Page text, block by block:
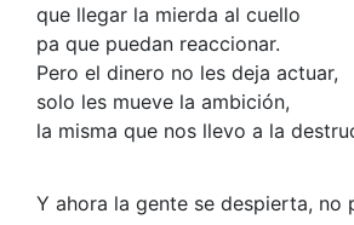
que llegar la mierda al cuello
pa que puedan reaccionar.
Pero el dinero no les deja actuar,
solo les mueve la ambición,
la misma que nos llevo a la
Y ahora la gente se despierta, no